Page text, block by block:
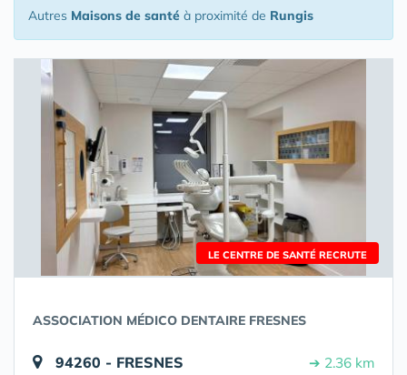
Autres Maisons de santé à proximité de Rungis
LE CENTRE DE SANTÉ RECRUTE
ASSOCIATION MÉDICO DENTAIRE FRESNES
94260 - FRESNES ➔ 2.36 km